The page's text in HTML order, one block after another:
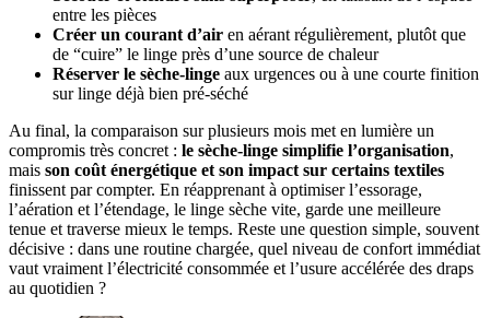
entre les pièces
Créer un courant d’air en aérant régulièrement, plutôt que
de “cuire” le linge près d’une source de chaleur
Réserver le sèche-linge aux urgences ou à une courte finition
sur linge déjà bien pré-séché
Au final, la comparaison sur plusieurs mois met en lumière un
compromis très concret : le sèche-linge simplifie l’organisation,
mais son coût énergétique et son impact sur certains textiles
finissent par compter. En réapprenant à optimiser l’essorage,
l’aération et l’étendage, le linge sèche vite, garde une meilleure
tenue et traverse mieux le temps. Reste une question simple, souvent
décisive : dans une routine chargée, quel niveau de confort immédiat
vaut vraiment l’électricité consommée et l’usure accélérée des draps
au quotidien ?